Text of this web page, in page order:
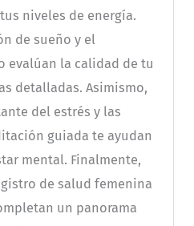
niveles de energía.
de sueño y el
evalúan la calidad de tu
detalladas. Asimismo,
del estrés y las
guiada te ayudan
mental. Finalmente,
de salud femenina
un panorama